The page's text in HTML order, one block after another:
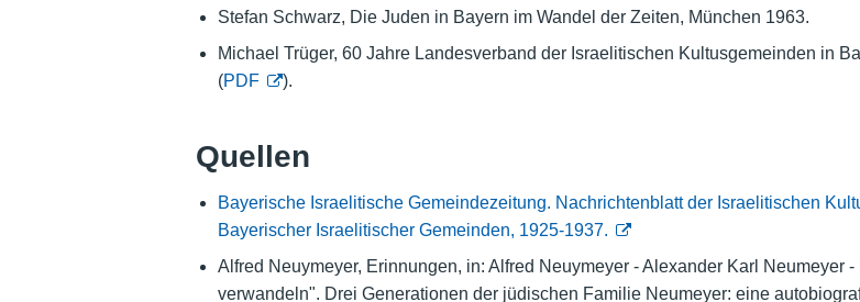
Stefan Schwarz, Die Juden in Bayern im Wandel der Zeiten, München 1963.
Michael Trüger, 60 Jahre Landesverband der Israelitischen Kultusgemeinden in
(PDF ).
Quellen
Bayerische Israelitische Gemeindezeitung. Nachrichtenblatt der Israelitischen
Bayerischer Israelitischer Gemeinden, 1925-1937.
Alfred Neuymeyer, Erinnungen, in: Alfred Neuymeyer - Alexander Karl Neumeyer
verwandeln". Drei Generationen der jüdischen Familie Neumeyer: eine